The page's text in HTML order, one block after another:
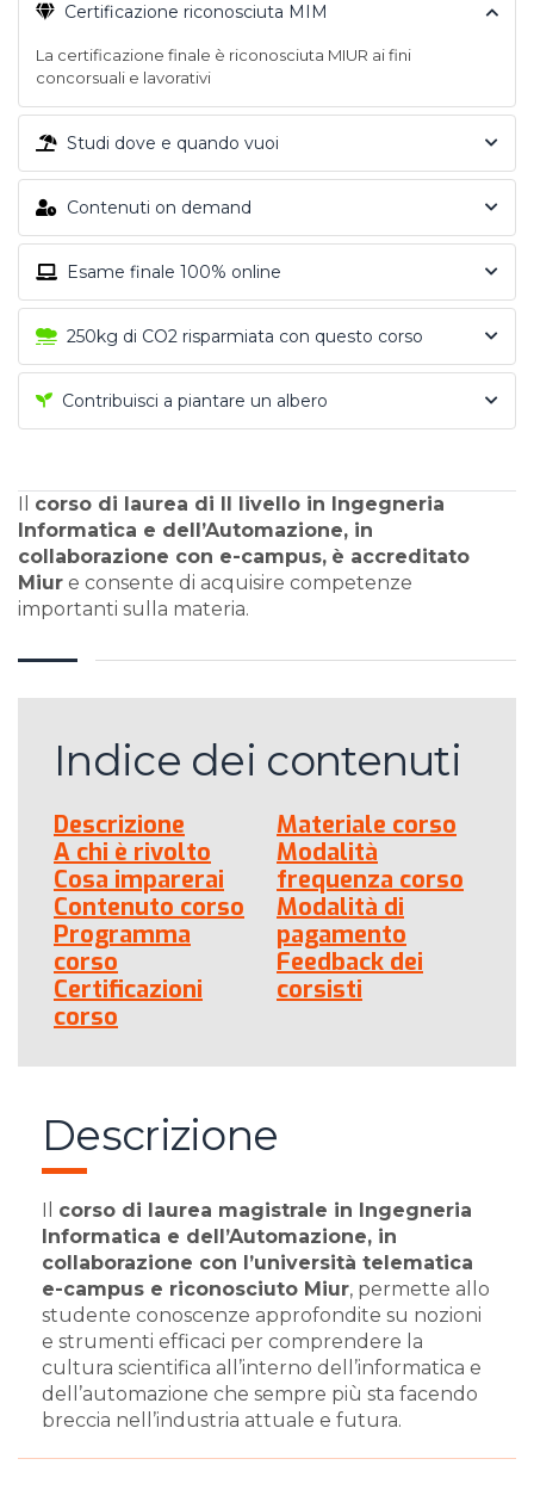
Certificazione riconosciuta MIM
La certificazione finale è riconosciuta MIUR ai fini
concorsuali e lavorativi
Studi dove e quando vuoi
Contenuti on demand
Esame finale 100% online
250kg di CO2 risparmiata con questo corso
Contribuisci a piantare un albero
corso di laurea di II livello in Ingegneria
Informatica e dell’Automazione, in
collaborazione con e-campus, è accreditato
Miur e consente di acquisire competenze
importanti sulla materia.
Indice dei contenuti
Descrizione
A chi è rivolto
Cosa imparerai
Contenuto corso
Programma
corso
Certificazioni
corso
Materiale corso
Modalità
frequenza corso
Modalità di
pagamento
Feedback dei
corsisti
Descrizione
corso di laurea magistrale in Ingegneria
Informatica e dell’Automazione, in
collaborazione con l’università telematica
e-campus e riconosciuto Miur, permette allo
studente conoscenze approfondite su nozioni
e strumenti efficaci per comprendere la
cultura scientifica all’interno dell’informatica e
dell’automazione che sempre più sta facendo
breccia nell’industria attuale e futura.